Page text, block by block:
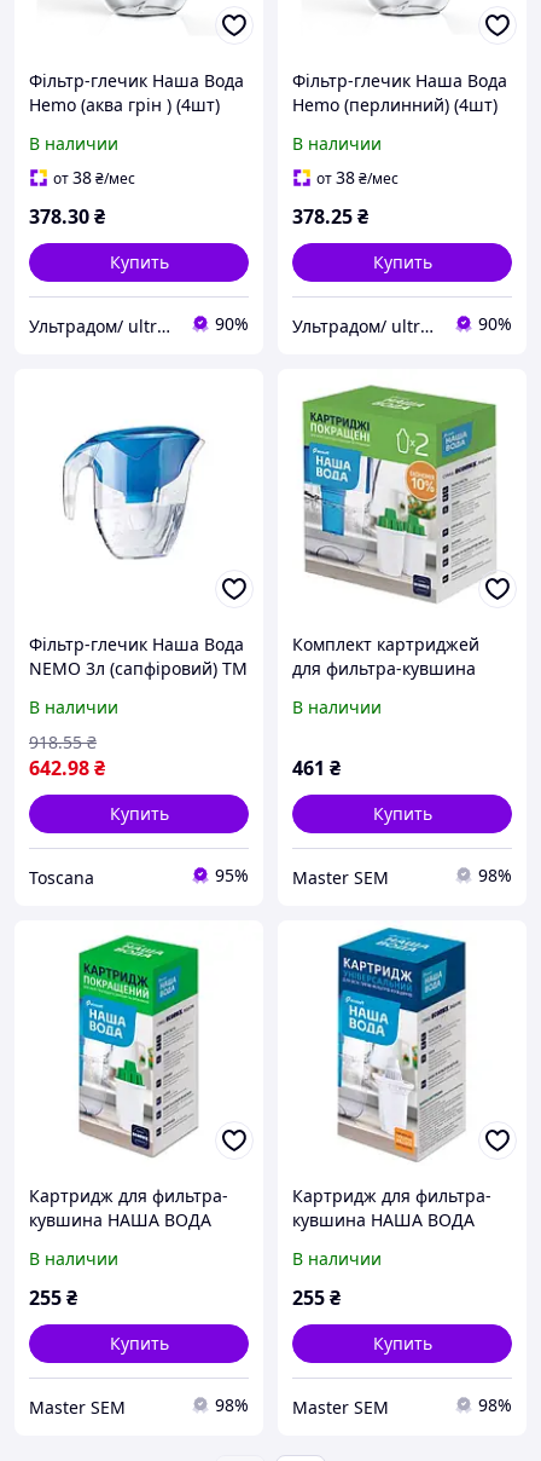
Фільтр-глечик Наша Вода
Hemo (аква грін ) (4шт)
В наличии
от38₴/мес
378.30₴
Купить
Ультрадом/ ultradomik.com.ua 90%
Фільтр-глечик Наша Вода
Hemo (перлинний) (4шт)
В наличии
от38₴/мес
378.25₴
Купить
Ультрадом/ ultradomik.com.ua 90%
Фільтр-глечик Наша Вода
NEMO 3л (сапфіровий) ТМ
В наличии
642.98₴
918.55 ₴
Купить
Toscana 95%
Комплект картриджей
для фильтра-кувшина
(2 шт.)
В наличии
461 ₴
Купить
Master SEM 98%
Картридж для фильтра-
кувшина НАША ВОДА
В наличии
255₴
Купить
Master SEM 98%
Картридж для фильтра-
кувшина НАША ВОДА
В наличии
255₴
Купить
Master SEM 98%